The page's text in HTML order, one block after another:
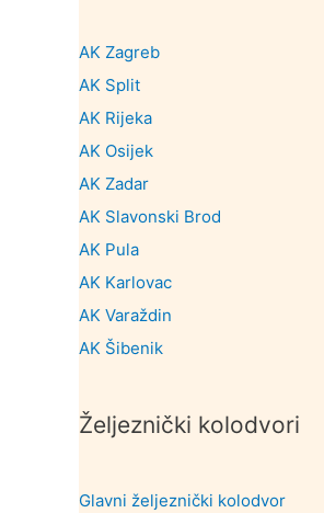
AK Zagreb
AK Split
AK Rijeka
AK Osijek
AK Zadar
AK Slavonski Brod
AK Pula
AK Karlovac
AK Varaždin
AK Šibenik
Željeznički kolodvori
Glavni željeznički kolodvor